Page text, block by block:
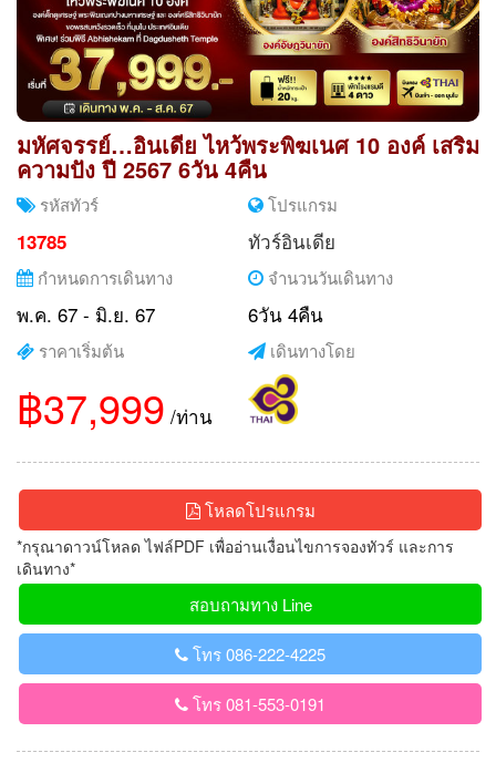
มหัศจรรย์…อินเดีย ไหว้พระพิฆเนศ 10 องค์ เสริม
ความปัง ปี 2567 6วัน 4คืน
รหัสทัวร์
13785
โปรแกรม
ทัวร์อินเดีย
กำหนดการเดินทาง
พ.ค. 67 - มิ.ย. 67
จำนวนวันเดินทาง
6วัน 4คืน
ราคาเริ่มต้น
฿37,999 /ท่าน
เดินทางโดย
โหลดโปรแกรม
*กรุณาดาวน์โหลด ไฟล์PDF เพื่ออ่านเงื่อนไขการจองทัวร์ และการ
เดินทาง*
สอบถามทาง Line
โทร 086-222-4225
โทร 081-553-0191